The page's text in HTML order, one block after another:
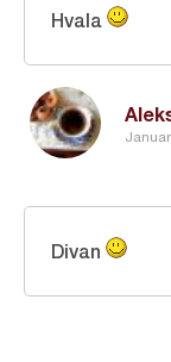
Hvala
Divan